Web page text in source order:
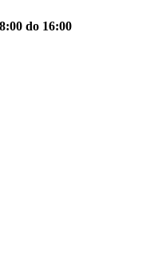
do 16:00